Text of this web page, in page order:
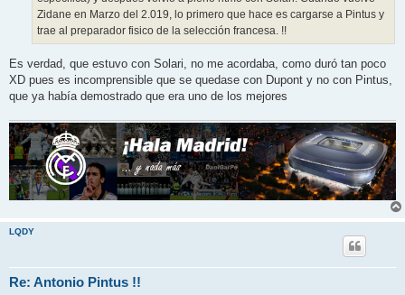
Zidane en Marzo del 2.019, lo primero que hace es cargarse a Pintus y
trae al preparador fisico de la selección francesa. !!
Es verdad, que estuvo con Solari, no me acordaba, como duró tan poco
XD pues es incomprensible que se quedase con Dupont y no con Pintus,
que ya había demostrado que era uno de los mejores
LQDY
Re: Antonio Pintus !!